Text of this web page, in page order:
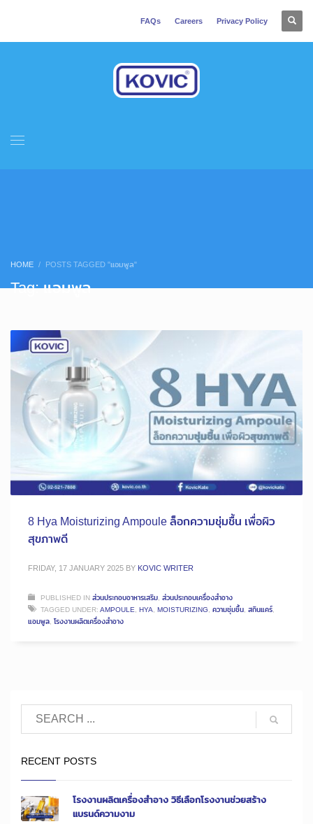
FAQs Careers Privacy Policy
HOME POSTS TAGGED "แอมพูล"
Tag: แอมพูล
8 Hya Moisturizing Ampoule ล็อกความชุ่มชื้น เพื่อผิว
สุขภาพดี
FRIDAY, 17 JANUARY 2025 BY KOVIC WRITER
PUBLISHED INส่วนประกอบอาหารเสริม, ส่วนประกอบเครื่องสำอาง
TAGGED UNDER:AMPOULE, HYA, MOISTURIZING, ความชุ่มชื้น, สกินแคร์,
แอมพูล, โรงงานผลิตเครื่องสําอาง
RECENT POSTS
โรงงานผลิตเครื่องสำอาง วิธีเลือกโรงงานช่วยสร้าง
แบรนด์ความงาม